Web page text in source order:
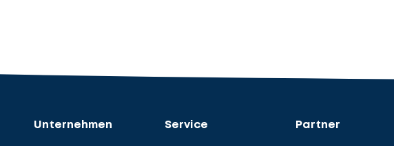
Unternehmen Service Partner